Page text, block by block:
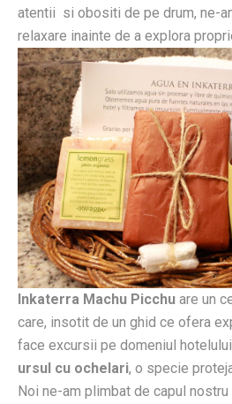
atentii si obositi de pe drum, ne-
relaxare inainte de a explora
Inkaterra Machu Picchu are un
care, insotit de un ghid ce ofera
face excursii pe domeniul
ursul cu ochelari, o specie
Noi ne-am plimbat de capul